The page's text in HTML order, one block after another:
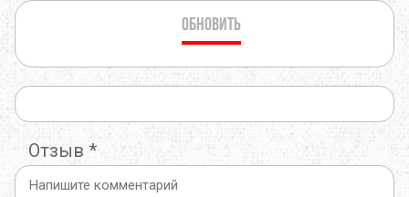
Обновить
Отзыв *